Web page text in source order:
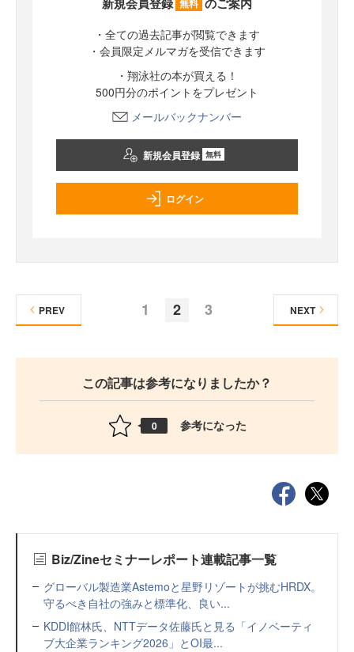
無料
・全ての過去記事が閲覧できます
・会員限定メルマガを受信できます
・翔泳社の本が買える！
500円分のポイントをプレゼント
メールバックナンバー
新規会員登録 無料
ログイン
1 2 3
PREV NEXT
この記事は参考になりましたか？
0 参考になった
Biz/Zineセミナーレポート連載記事一覧
グローバル製造業Astemoと星野リゾートが挑むHRDX。
守るべき自社の強みと標準化、良い...
KDDI館林氏、NTTデータ佐藤氏と見る「イノベーティ
ブ大企業ランキング2026」とOI最...